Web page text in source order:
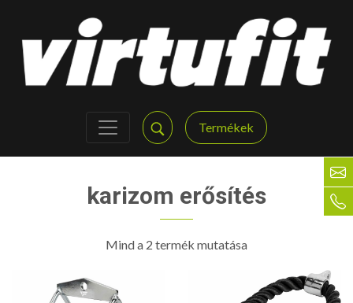
Termékek
karizom erősítés
Mind a 2 termék mutatása